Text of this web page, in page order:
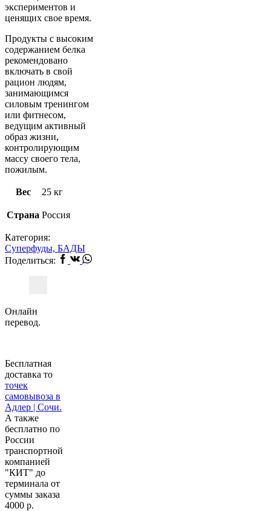
экспериментов и
ценящих свое время.
Продукты с высоким
содержанием белка
рекомендовано
включать в свой
рацион людям,
занимающимся
силовым тренингом
или фитнесом,
ведущим активный
образ жизни,
контролирующим
массу своего тела,
пожилым.
Вес 25 кг
Страна Россия
Категория:
Суперфуды, БАДЫ
Поделиться: Facebook
Vk Whatsapp
Онлайн
перевод.
Бесплатная
доставка то
точек
самовывоза в
Адлер | Сочи.
А также
бесплатно по
России
транспортной
компанией
"КИТ" до
терминала от
суммы заказа
4000 р.